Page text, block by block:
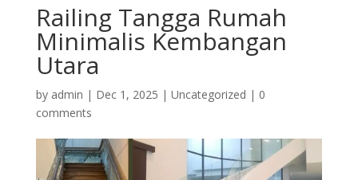
Railing Tangga Rumah
Minimalis Kembangan
Utara
by admin | Dec 1, 2025 | Uncategorized | 0
comments